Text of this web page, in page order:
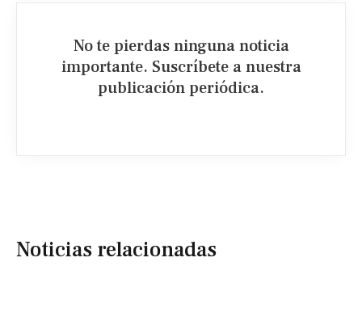
No te pierdas ninguna noticia
importante. Suscríbete a nuestra
publicación periódica.​
Noticias relacionadas